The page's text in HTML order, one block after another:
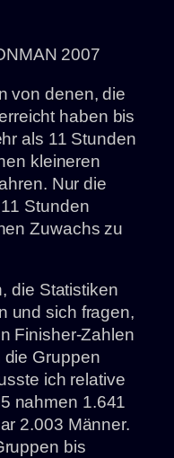
von denen, die
haben bis
als 11 Stunden
kleineren
Nur die
Stunden
Zuwachs zu
die Statistiken
und sich fragen,
Finisher-Zahlen
die Gruppen
ich relative
nahmen 1.641
2.003 Männer.
bis